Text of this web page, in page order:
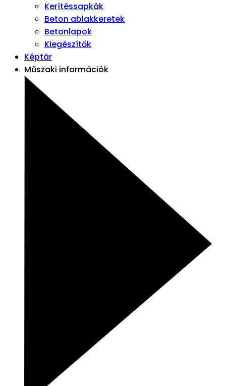
Kerítéssapkák
Beton ablakkeretek
Betonlapok
Kiegészítők
Képtár
Műszaki információk